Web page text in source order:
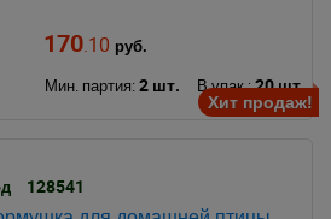
Хит продаж!
170.10 руб.
Мин. партия: 2 шт. В упак.:20 шт.
128541